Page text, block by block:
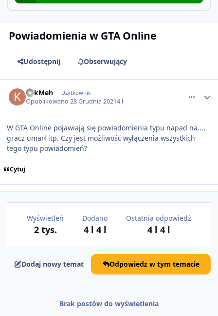
Powiadomienia w GTA Online
Udostępnij Obserwujący
KekMeh Użytkownik
Opublikowano28 Grudnia 20214 l
W GTA Online pojawiają się powiadomienia typu napad na...,
gracz umarł itp. Czy jest możliwość wyłączenia wszystkich
tego typu powiadomień?
Cytuj
Wyświetleń
2 tys.
Dodano
4 l 4 l
Ostatnia odpowiedź
4 l 4 l
Dodaj nowy temat Odpowiedz w tym temacie
Brak postów do wyświetlenia